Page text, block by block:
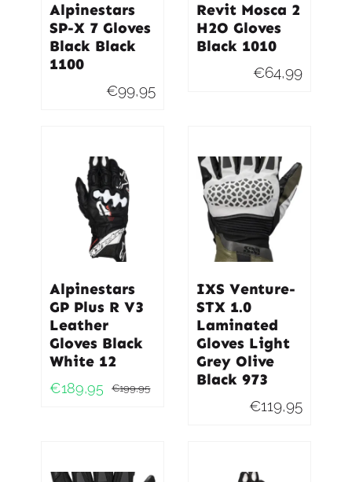
Alpinestars
SP-X 7 Gloves
Black Black
1100
€99,95
Revit Mosca 2
H2O Gloves
Black 1010
€64,99
Alpinestars
GP Plus R V3
Leather
Gloves Black
White 12
€199,95
Oorspronkelijke
€189,95
IXS Venture-
STX 1.0
Laminated
Gloves Light
Grey Olive
Black 973
€119,95